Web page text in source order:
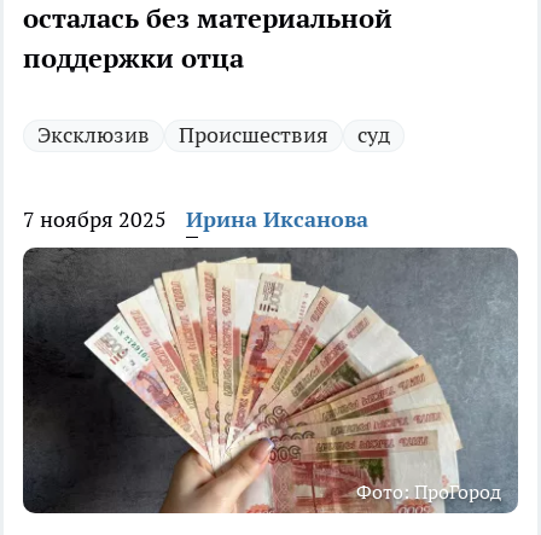
осталась без материальной
поддержки отца
Эксклюзив Происшествия суд
7 ноября 2025 Ирина Иксанова
Фото: ПроГород